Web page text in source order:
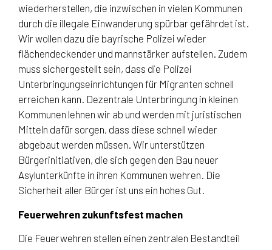
wiederherstellen, die inzwischen in vielen Kommunen
durch die illegale Einwanderung spürbar gefährdet ist.
Wir wollen dazu die bayrische Polizei wieder
flächendeckender und mannstärker aufstellen. Zudem
muss sichergestellt sein, dass die Polizei
Unterbringungseinrichtungen für Migranten schnell
erreichen kann. Dezentrale Unterbringung in kleinen
Kommunen lehnen wir ab und werden mit juristischen
Mitteln dafür sorgen, dass diese schnell wieder
abgebaut werden müssen. Wir unterstützen
Bürgerinitiativen, die sich gegen den Bau neuer
Asylunterkünfte in ihren Kommunen wehren. Die
Sicherheit aller Bürger ist uns ein hohes Gut.
Feuerwehren zukunftsfest machen
Die Feuerwehren stellen einen zentralen Bestandteil